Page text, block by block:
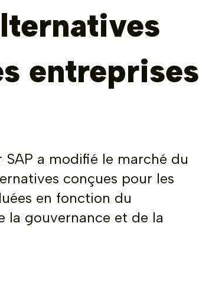
entreprises
a modifié le marché du
conçues pour les
en fonction du
la gouvernance et de la